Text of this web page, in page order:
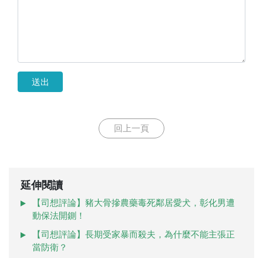
送出
回上一頁
延伸閱讀
【司想評論】豬大骨摻農藥毒死鄰居愛犬，彰化男遭
動保法開鍘！
【司想評論】長期受家暴而殺夫，為什麼不能主張正
當防衛？